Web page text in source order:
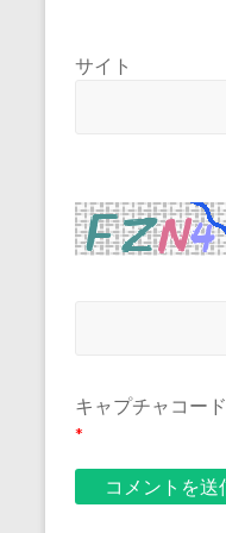
サイト
キャプチャコード
*